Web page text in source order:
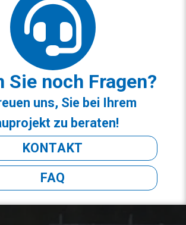
Sie noch Fragen?
uns, Sie bei Ihrem
zu beraten!
KONTAKT
FAQ